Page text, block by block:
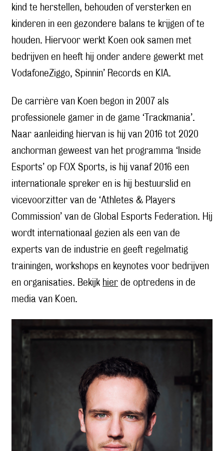
kind te herstellen, behouden of versterken en
kinderen in een gezondere balans te krijgen of te
houden. Hiervoor werkt Koen ook samen met
bedrijven en heeft hij onder andere gewerkt met
VodafoneZiggo, Spinnin’ Records en KIA.
De carrière van Koen begon in 2007 als
professionele gamer in de game ‘Trackmania’.
Naar aanleiding hiervan is hij van 2016 tot 2020
anchorman geweest van het programma ‘Inside
Esports’ op FOX Sports, is hij vanaf 2016 een
internationale spreker en is hij bestuurslid en
vicevoorzitter van de ‘Athletes & Players
Commission’ van de Global Esports Federation. Hij
wordt internationaal gezien als een van de
experts van de industrie en geeft regelmatig
trainingen, workshops en keynotes voor bedrijven
en organisaties. Bekijk hier de optredens in de
media van Koen.